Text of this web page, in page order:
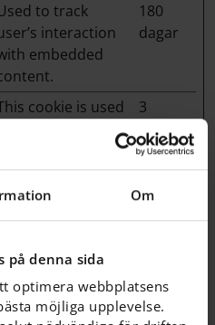
Om
på denna sida
optimera webbplatsens
möjliga upplevelse.
to track
interaction
embedded
180
dagar
cookie is used
on user
and
websites.
cookie
an
3
månad
er